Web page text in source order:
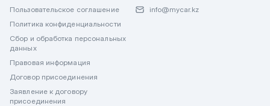
Пользовательское соглашение
Политика конфиденциальности
Сбор и обработка персональных
данных
Правовая информация
Договор присоединения
Заявление к договору
присоединения
info@mycar.kz